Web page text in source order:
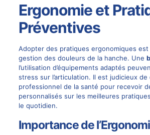
Ergonomie et
Préventives
Adopter des pratiques ergonomiques
gestion des douleurs de la hanche. Une
l’utilisation d’équipements adaptés
stress sur l’articulation. Il est judicieux
professionnel de la santé pour recevoir
personnalisés sur les meilleures
le quotidien.
Importance de